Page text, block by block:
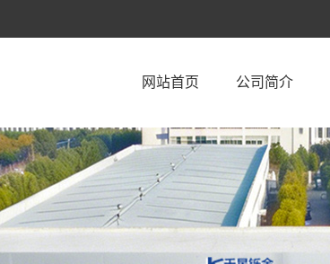
网站首页 公司简介